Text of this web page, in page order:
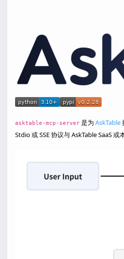
asktable-mcp-server 是为 AskTable
Stdio 或 SSE 协议与 AskTable SaaS 或